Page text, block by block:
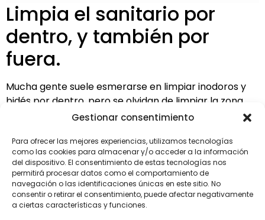
Gestionar consentimiento
Para ofrecer las mejores experiencias, utilizamos tecnologías
como las cookies para almacenar y/o acceder a la información
del dispositivo. El consentimiento de estas tecnologías nos
permitirá procesar datos como el comportamiento de
navegación o las identificaciones únicas en este sitio. No
consentir o retirar el consentimiento, puede afectar negativamente
a ciertas características y funciones.
Limpia el sanitario por
dentro, y también por
fuera.
Mucha gente suele esmerarse en limpiar inodoros y
bidés por dentro, pero se olvidan de limpiar la zona
exterior. Una zona en la que se acumulan salpicaduras,
La tapa del water, siempre
cerrada.
Es la lucha en muchos hogares y oficinas. Que la tapa